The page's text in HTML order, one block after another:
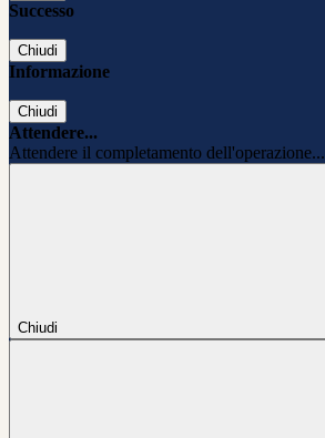
Successo
Chiudi
Informazione
Chiudi
Attendere...
Attendere il completamento dell'operazione...
Chiudi